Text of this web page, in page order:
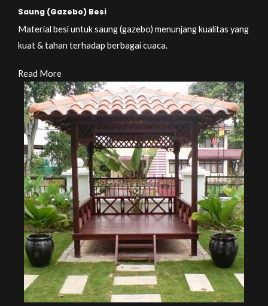
Saung (Gazebo) Besi
Material besi untuk saung (gazebo) menunjang kualitas yang
kuat & tahan terhadap berbagai cuaca.
Read More